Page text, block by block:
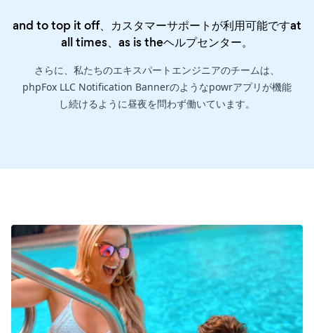
and to top it off、カスタマーサポートが利用可能ですat
all times、as is theヘルプセンター。
さらに、私たちのエキスパートエンジニアのチームは、
phpFox LLC Notification Bannerのようなpowrアプリが機能
し続けるように昼夜を問わず働いています。